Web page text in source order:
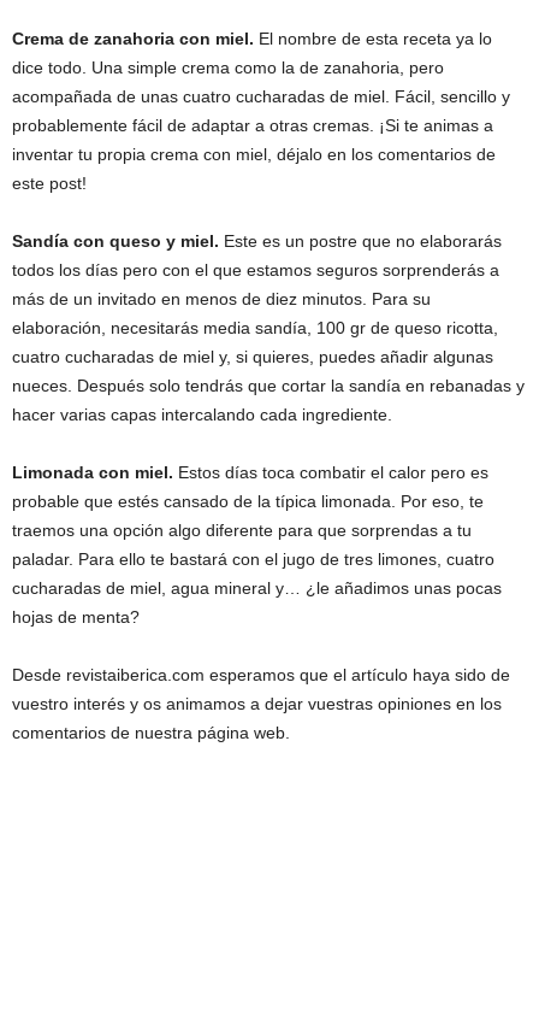
Crema de zanahoria con miel. El nombre de esta receta ya lo
dice todo. Una simple crema como la de zanahoria, pero
acompañada de unas cuatro cucharadas de miel. Fácil, sencillo y
probablemente fácil de adaptar a otras cremas. ¡Si te animas a
inventar tu propia crema con miel, déjalo en los comentarios de
este post!
Sandía con queso y miel. Este es un postre que no elaborarás
todos los días pero con el que estamos seguros sorprenderás a
más de un invitado en menos de diez minutos. Para su
elaboración, necesitarás media sandía, 100 gr de queso ricotta,
cuatro cucharadas de miel y, si quieres, puedes añadir algunas
nueces. Después solo tendrás que cortar la sandía en rebanadas y
hacer varias capas intercalando cada ingrediente.
Limonada con miel. Estos días toca combatir el calor pero es
probable que estés cansado de la típica limonada. Por eso, te
traemos una opción algo diferente para que sorprendas a tu
paladar. Para ello te bastará con el jugo de tres limones, cuatro
cucharadas de miel, agua mineral y… ¿le añadimos unas pocas
hojas de menta?
Desde revistaiberica.com esperamos que el artículo haya sido de
vuestro interés y os animamos a dejar vuestras opiniones en los
comentarios de nuestra página web.